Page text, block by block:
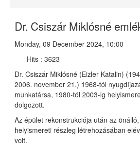
Dr. Csiszár Miklósné
Monday, 09 December 2024, 10:00
Hits : 3623
Dr. Csiszár Miklósné (Eizler Katalin)
2006. november 21.) 1968-tól
munkatársa, 1980-tól 2003-ig
dolgozott.
Az épület rekonstrukciója után az
helyismereti részleg létrehozásában
volt.